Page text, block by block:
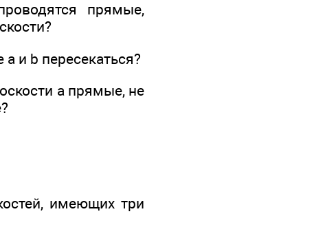
прямые,
и b пересекаться?
а прямые, не
имеющих три